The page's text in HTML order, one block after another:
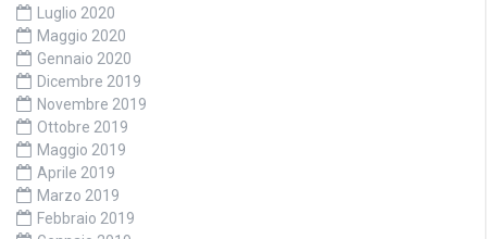
Luglio 2020
Maggio 2020
Gennaio 2020
Dicembre 2019
Novembre 2019
Ottobre 2019
Maggio 2019
Aprile 2019
Marzo 2019
Febbraio 2019